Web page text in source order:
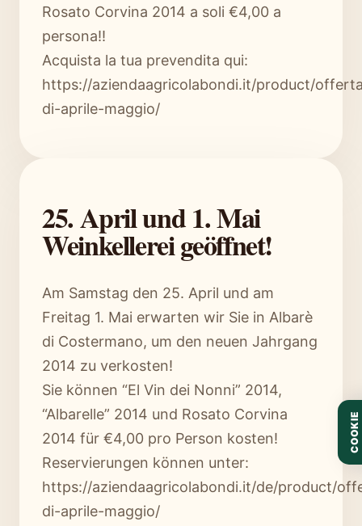
Rosato Corvina 2014 a soli €4,00 a
persona!!
Acquista la tua prevendita qui:
https://aziendaagricolabondi.it/product/
di-aprile-maggio/
25. April und 1. Mai
Weinkellerei geöffnet!
Am Samstag den 25. April und am
Freitag 1. Mai erwarten wir Sie in Albarè
di Costermano, um den neuen Jahrgang
2014 zu verkosten!
Sie können “El Vin dei Nonni” 2014,
“Albarelle” 2014 und Rosato Corvina
2014 für €4,00 pro Person kosten!
Reservierungen können unter:
https://aziendaagricolabondi.it/de/product/
di-aprile-maggio/
COOKIE